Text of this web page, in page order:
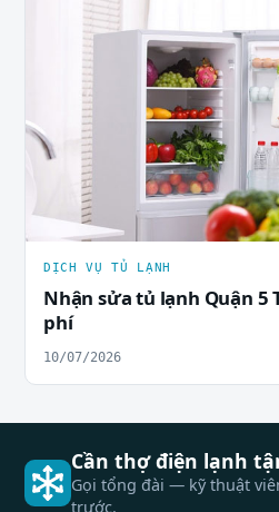
DỊCH VỤ TỦ LẠNH
Nhận sửa tủ lạnh Quận 5
phí
10/07/2026
Cần thợ điện lạnh
Gọi tổng đài — kỹ thuật
trước.